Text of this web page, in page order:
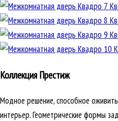
Коллекция Престиж
Модное решение, способное
интерьер. Геометрические формы